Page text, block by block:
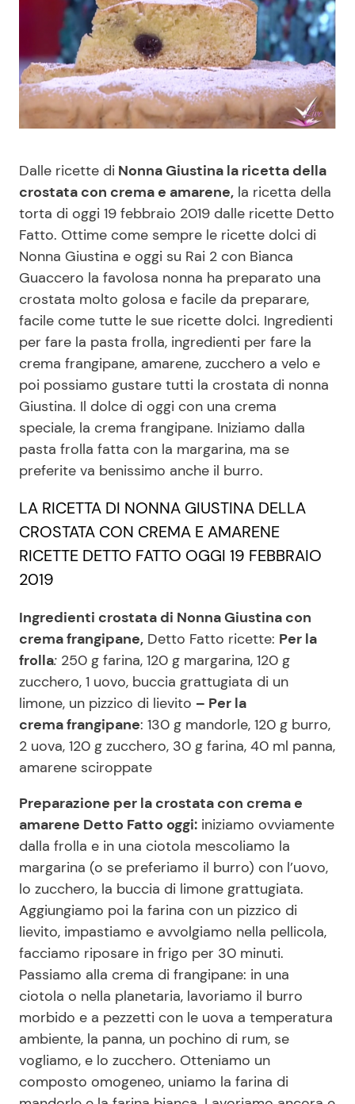
News Spettacolo
Benessere
Casa
Mondo Mamma
News benessere
Salute
Viaggi e Turismo
Festività
Cucina e Ricette
Consigli di Cucina
Le Ricette in TV
Primi Piatti
Ricette Facili e Veloci
Ricette Feste
Ricette per Bambini
Seguici
Info
Chi siamo
Redazione
Contattaci
Pubblicità
Privacy Policy
Dalle ricette di Nonna Giustina la ricetta della
crostata con crema e amarene, la ricetta della
torta di oggi 19 febbraio 2019 dalle ricette Detto
Fatto. Ottime come sempre le ricette dolci di
Nonna Giustina e oggi su Rai 2 con Bianca
Guaccero la favolosa nonna ha preparato una
crostata molto golosa e facile da preparare,
facile come tutte le sue ricette dolci. Ingredienti
per fare la pasta frolla, ingredienti per fare la
crema frangipane, amarene, zucchero a velo e
poi possiamo gustare tutti la crostata di nonna
Giustina. Il dolce di oggi con una crema
speciale, la crema frangipane. Iniziamo dalla
pasta frolla fatta con la margarina, ma se
preferite va benissimo anche il burro.
LA RICETTA DI NONNA GIUSTINA DELLA
CROSTATA CON CREMA E AMARENE
RICETTE DETTO FATTO OGGI 19 FEBBRAIO
2019
Ingredienti crostata di Nonna Giustina con
crema frangipane, Detto Fatto ricette: Per la
frolla: 250 g farina, 120 g margarina, 120 g
zucchero, 1 uovo, buccia grattugiata di un
limone, un pizzico di lievito – Per la
cremafrangipane: 130 g mandorle, 120 g burro,
2 uova, 120 g zucchero, 30 g farina, 40 ml panna,
amarene sciroppate
Preparazione per la crostata con crema e
amarene Detto Fatto oggi: iniziamo ovviamente
dalla frolla e in una ciotola mescoliamo la
margarina (o se preferiamo il burro) con l’uovo,
lo zucchero, la buccia di limone grattugiata.
Aggiungiamo poi la farina con un pizzico di
lievito, impastiamo e avvolgiamo nella pellicola,
facciamo riposare in frigo per 30 minuti.
Passiamo alla crema di frangipane: in una
ciotola o nella planetaria, lavoriamo il burro
morbido e a pezzetti con le uova a temperatura
ambiente, la panna, un pochino di rum, se
vogliamo, e lo zucchero. Otteniamo un
composto omogeneo, uniamo la farina di